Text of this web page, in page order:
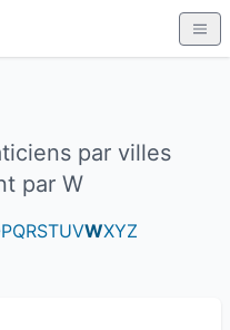
par villes
par W
PQRSTUVWXYZ